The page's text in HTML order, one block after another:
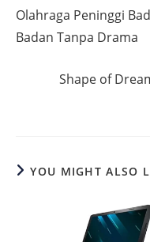
articles
Olahraga Peninggi
Badan Tanpa Drama
Shape of
YOU MIGHT ALSO